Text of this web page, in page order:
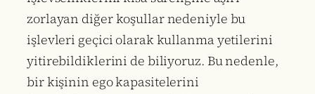
zorlayan diğer koşullar nedeniyle bu
işlevleri geçici olarak kullanma yetilerini
yitirebildiklerini de biliyoruz. Bu nedenle,
bir kişinin ego kapasitelerini